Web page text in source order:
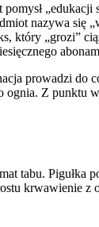
nazywa
który „grozi”
prowadzi
Z punktu
tabu.
krwawienie